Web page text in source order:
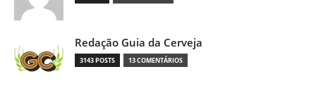
Redação Guia da Cerveja
3143 POSTS 13 COMENTÁRIOS